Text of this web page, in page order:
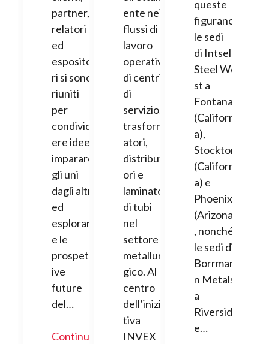
partner,
relatori
ed
esposito
ri si sono
riuniti
per
condivid
ere idee,
imparare
gli uni
dagli altri
ed
esplorar
e le
prospett
ive
future
del…
Continua
ente nei
flussi di
lavoro
operativi
di centri
di
servizio,
trasform
atori,
distribut
ori e
laminatoi
di tubi
nel
settore
metallur
gico. Al
centro
dell’inizia
tiva
INVEX
queste
figurano
le sedi
di Intsel
Steel We
st a
Fontana
(Californi
a),
Stockton
(Californi
a) e
Phoenix
(Arizona)
, nonché
le sedi di
Borrman
n Metals
a
Riversid
e…